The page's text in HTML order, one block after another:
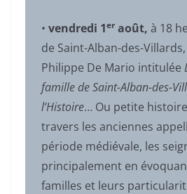
• vendredi 1eraoût, à 18
de Saint-Alban-des-
Philippe De Mario intitulée
famille de Saint-Alban-des-
l’Histoire… Ou petite
travers les anciennes
période médiévale, les
principalement en
familles et leurs